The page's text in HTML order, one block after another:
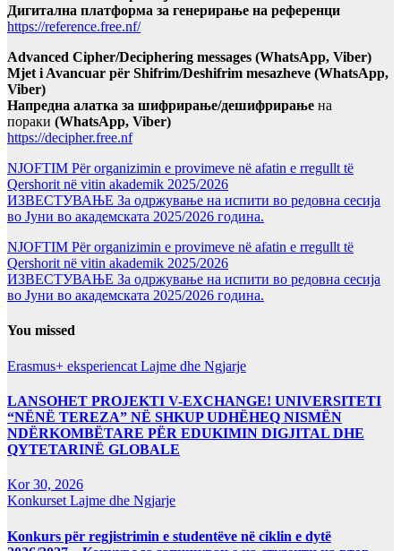
Дигитална платформа за генерирање на референци
https://reference.free.nf/
Advanced Cipher/Deciphering messages (WhatsApp, Viber)
Mjet i Avancuar për Shifrim/Deshifrim mesazheve (WhatsApp,
Viber)
Напредна алатка за шифрирање/дешифрирање на
пораки (WhatsApp, Viber)
https://decipher.free.nf
NJOFTIM Për organizimin e provimeve në afatin e rregullt të
Qershorit në vitin akademik 2025/2026
ИЗВЕСТУВАЊЕ За одржување на испити во редовна сесија
во Јуни во академската 2025/2026 година.
NJOFTIM Për organizimin e provimeve në afatin e rregullt të
Qershorit në vitin akademik 2025/2026
ИЗВЕСТУВАЊЕ За одржување на испити во редовна сесија
во Јуни во академската 2025/2026 година.
You missed
Erasmus+ eksperiencat Lajme dhe Ngjarje
LANSOHET PROJEKTI V-EXCHANGE! UNIVERSITETI
“NËNË TEREZA” NË SHKUP UDHËHEQ NISMËN
NDËRKOMBËTARE PËR EDUKIMIN DIGJITAL DHE
QYTETARINË GLOBALE
Kor 30, 2026
Konkurset Lajme dhe Ngjarje
Konkurs për regjistrimin e studentëve në ciklin e dytë